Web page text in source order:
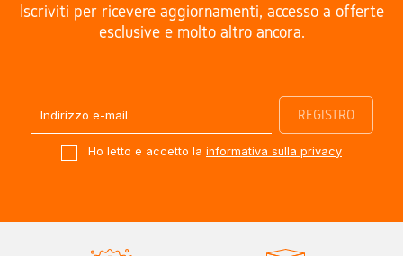
Iscriviti per ricevere aggiornamenti, accesso a offerte
esclusive e molto altro ancora.
Ho letto e accetto la informativa sulla privacy